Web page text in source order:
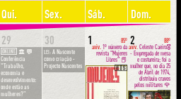
Qui. Sex. Sáb.
Dom.
29
ONLINE 🏛💬
Conferência
"Trabalho,
economia e
desenvolvimento:
onde estão as
mulheres?”
30
LEI:A Nascente
como criação -
Projecto Nascentes
1
85º
aniv. 1º número da
revista "Mujeres
Libres" 📕
🇪🇸
2
88º
aniv. Celeste Caeiro🎖
- Empregada de mesa
e costureira; foi a
mulher que, no dia 25
de Abril de 1974,
distribuiu cravos
pelos militares 🌹
🇵🇹